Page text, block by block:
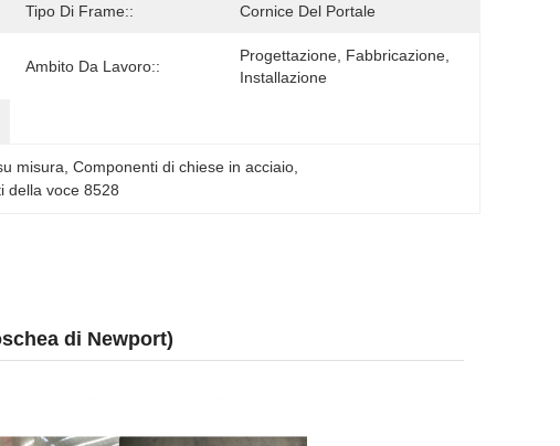
Tipo Di Frame:: Cornice Del Portale
Ambito Da Lavoro::
Progettazione, Fabbricazione,
Installazione
misura , Componenti di chiese in acciaio
della voce 8528
di Newport)